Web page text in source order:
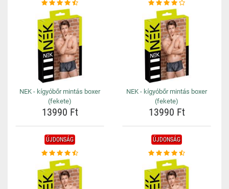
NEK - kígyóbőr mintás boxer
(fekete)
13990 Ft
NEK - kígyóbőr mintás boxer
(fekete)
13990 Ft
ÚJDONSÁG ÚJDONSÁG